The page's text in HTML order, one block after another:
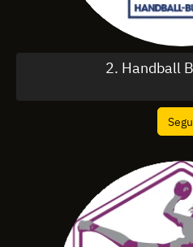
2. Handball